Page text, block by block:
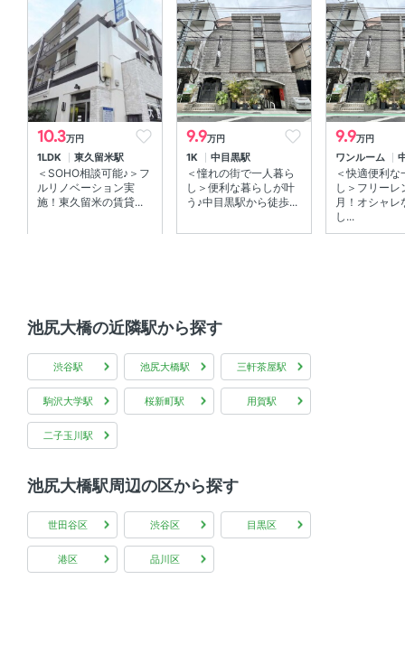
防犯カメラ 、 オートロック
室内設備
室内洗濯機置場 、 エアコン
部屋の特徴
バルコニー 、 南向き 、 全居室フローリング
共用部
エレベーター 、 敷地内ゴミ箱 、 宅配ボックス
10.3万円
1LDK 東久留米駅
＜SOHO相談可能♪＞フ
ルリノベーション実
施！東久留米の賃貸...
9.9万円
1K 中目黒駅
＜憧れの街で一人暮ら
し＞便利な暮らしが叶
う♪中目黒駅から徒歩...
9.9万円
ワンルーム
＜快適便利な
し＞フリーレ
月！オシャレ
し...
池尻大橋の近隣駅から探す
渋谷駅 池尻大橋駅 三軒茶屋駅
駒沢大学駅 桜新町駅 用賀駅
二子玉川駅
池尻大橋駅周辺の区から探す
世田谷区 渋谷区 目黒区
港区 品川区